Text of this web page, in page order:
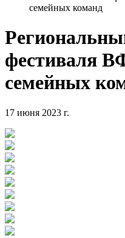
семейных команд
фестиваля
семейных
17 июня 2023 г.